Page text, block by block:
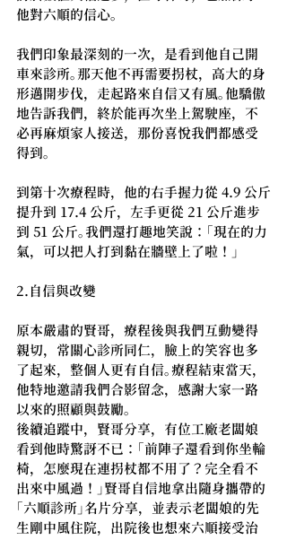
他對六順的信心。
我們印象最深刻的一次，是看到他自己開
車來診所。那天他不再需要拐杖，高大的身
形邁開步伐，走起路來自信又有風。他驕傲
地告訴我們，終於能再次坐上駕駛座，不
必再麻煩家人接送，那份喜悅我們都感受
得到。
到第十次療程時，他的右手握力從 4.9 公斤
提升到 17.4 公斤，左手更從 21 公斤進步
到 51 公斤。我們還打趣地笑說：「現在的力
氣，可以把人打到黏在牆壁上了啦！」
2.自信與改變
原本嚴肅的賢哥，療程後與我們互動變得
親切，常關心診所同仁，臉上的笑容也多
了起來，整個人更有自信。療程結束當天，
他特地邀請我們合影留念，感謝大家一路
以來的照顧與鼓勵。
後續追蹤中，賢哥分享，有位工廠老闆娘
看到他時驚訝不已：「前陣子還看到你坐輪
椅，怎麼現在連拐杖都不用了？完全看不
出來中風過！」賢哥自信地拿出隨身攜帶的
「六順診所」名片分享，並表示老闆娘的先
生剛中風住院，出院後也想來六順接受治